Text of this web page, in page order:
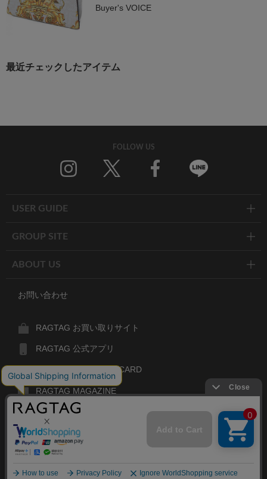
Buyer's VOICE
最近チェックしたアイテム
FOLLOW US
USER GUIDE
GROUP SITE
ABOUT US
お問い合わせ
RAGTAG お買い取りサイト
RAGTAG 公式アプリ
RAGTAG MEMBER'S CARD
RAGTAG MAGAZINE
RAGTAG Global